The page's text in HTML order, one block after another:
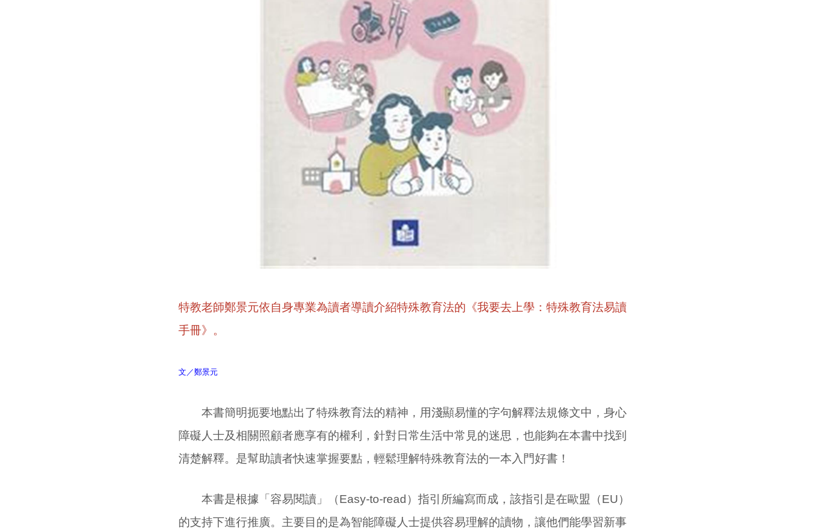
特教老師鄭景元依自身專業為讀者導讀介紹特殊教育法的《我要去上學：特殊教育法易讀
手冊》。
文／鄭景元
本書簡明扼要地點出了特殊教育法的精神，用淺顯易懂的字句解釋法規條文中，身心
障礙人士及相關照顧者應享有的權利，針對日常生活中常見的迷思，也能夠在本書中找到
清楚解釋。是幫助讀者快速掌握要點，輕鬆理解特殊教育法的一本入門好書！
本書是根據「容易閱讀」（Easy-to-read）指引所編寫而成，該指引是在歐盟（EU）
的支持下進行推廣。主要目的是為智能障礙人士提供容易理解的讀物，讓他們能學習新事